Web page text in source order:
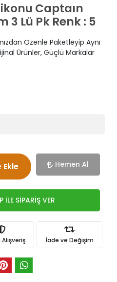
Captaın
3 Lü Pk Renk : 5
Özenle Paketleyip Aynı
Ürünler, Güçlü Markalar
Ekle Hemen Al
İLE SİPARİŞ VER
İade ve Değişim